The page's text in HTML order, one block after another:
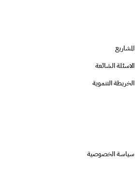
المشاريع
الاسئلة الشائعة
الخريطة التنموية
سياسة الخصوصية